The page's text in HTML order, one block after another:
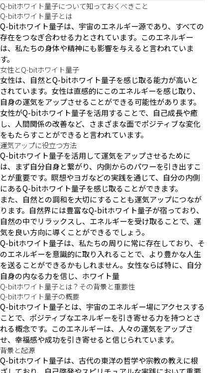
Q-bitホワイト量子について知っておくべきこと
Q-bitホワイト量子とは
Q-bitホワイト量子は、宇宙のエネルギー源であり、すべての
存在をつなぎ合わせる力とされています。このエネルギー
は、私たちの身体や精神にも影響を与えると言われていま
す。
女性とQ-bitホワイト量子
女性は、自然とQ-bitホワイト量子を感じ取る能力が高いと
されています。女性は直感的にこのエネルギーを感じ取り、
自身の運気をアップさせることができる可能性があります。
女性がQ-bitホワイト量子を活用することで、自己成長や癒
し、人間関係の改善など、さまざまな面でポジティブな変化
をもたらすことができると言われています。
運気アップに役立つ方法
Q-bitホワイト量子を活用して運気をアップさせるために
は、まず自分自身と繋がり、内側からのパワーを引き出すこ
とが重要です。瞑想やヨガなどの実践を通じて、自分の内側
にあるQ-bitホワイト量子を感じ取ることができます。
また、自然との調和を大切にすることも運気アップにつなが
ります。自然界には豊富なQ-bitホワイト量子が宿っており、
自然の中でリラックスし、エネルギーを受け取ることで、運
気を良い方向に導くことができるでしょう。
Q-bitホワイト量子は、私たちの周りに常に存在しており、そ
のエネルギーを意識的に取り入れることで、より豊かな人生
を送ることができるかもしれません。女性ならば特に、自分
自身の内なる力を信じ、ホワイト量
Q-bitホワイト量子とは？その背景と重要性
Q-bitホワイト量子の概要
Q-bitホワイト量子とは、宇宙のエネルギー場にアクセスする
ことで、ポジティブなエネルギーを引き寄せる力を持つとさ
れる概念です。このエネルギーは、人々の運気をアップさ
せ、幸福感や成功を引き寄せると信じられています。
背景と起源
Q-bitホワイト量子は、古代の東洋の哲学や宗教の教えに根